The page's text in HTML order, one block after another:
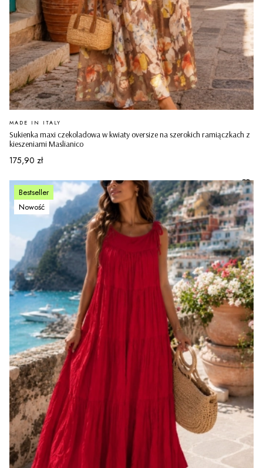
Sukienka maxi czekoladowa w kwiaty oversize na szerokich ramiączkach z
kieszeniami Maslianico
PRODUCENT
MADE IN ITALY
Cena
175,90 zł
Bestseller
Nowość